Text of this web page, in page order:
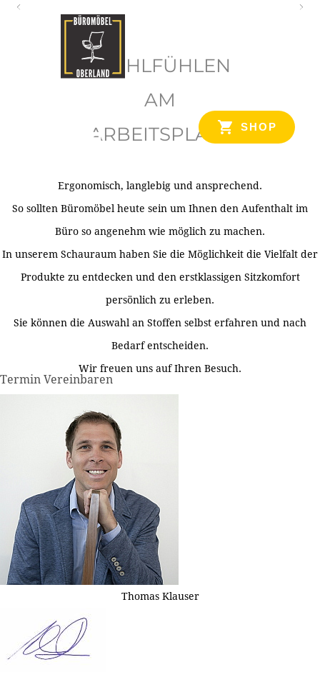
SHOP
WOHLFÜHLEN
AM
ARBEITSPLATZ
Ergonomisch, langlebig und ansprechend.
So sollten Büromöbel heute sein um Ihnen den Aufenthalt im
Büro so angenehm wie möglich zu machen.
In unserem Schauraum haben Sie die Möglichkeit die Vielfalt der
Produkte zu entdecken und den erstklassigen Sitzkomfort
persönlich zu erleben.
Sie können die Auswahl an Stoffen selbst erfahren und nach
Bedarf entscheiden.
Wir freuen uns auf Ihren Besuch.
Termin Vereinbaren
Thomas Klauser